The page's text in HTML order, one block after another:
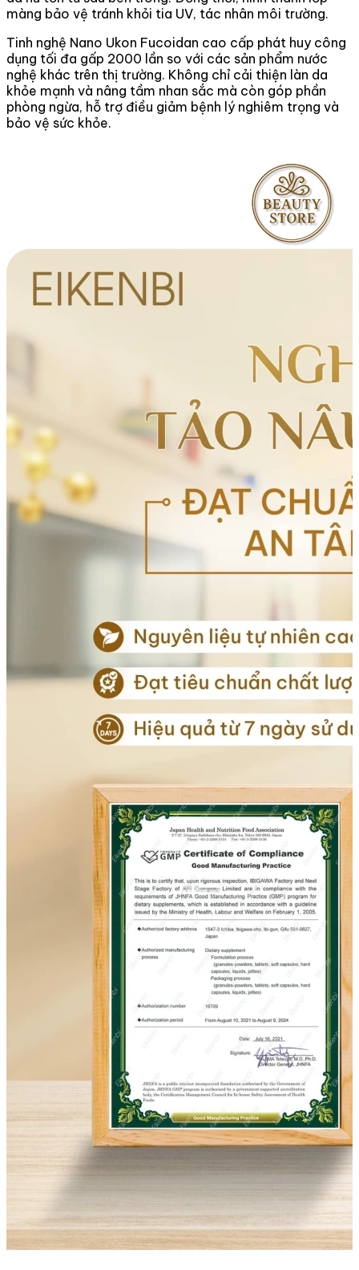
màng bảo vệ tránh khỏi tia UV, tác nhân môi trường.
Tinh nghệ Nano Ukon Fucoidan cao cấp phát huy công
dụng tối đa gấp 2000 lần so với các sản phẩm nước
nghệ khác trên thị trường. Không chỉ cải thiện làn da
khỏe mạnh và nâng tầm nhan sắc mà còn góp phần
phòng ngừa, hỗ trợ điều giảm bệnh lý nghiêm trọng và
bảo vệ sức khỏe.